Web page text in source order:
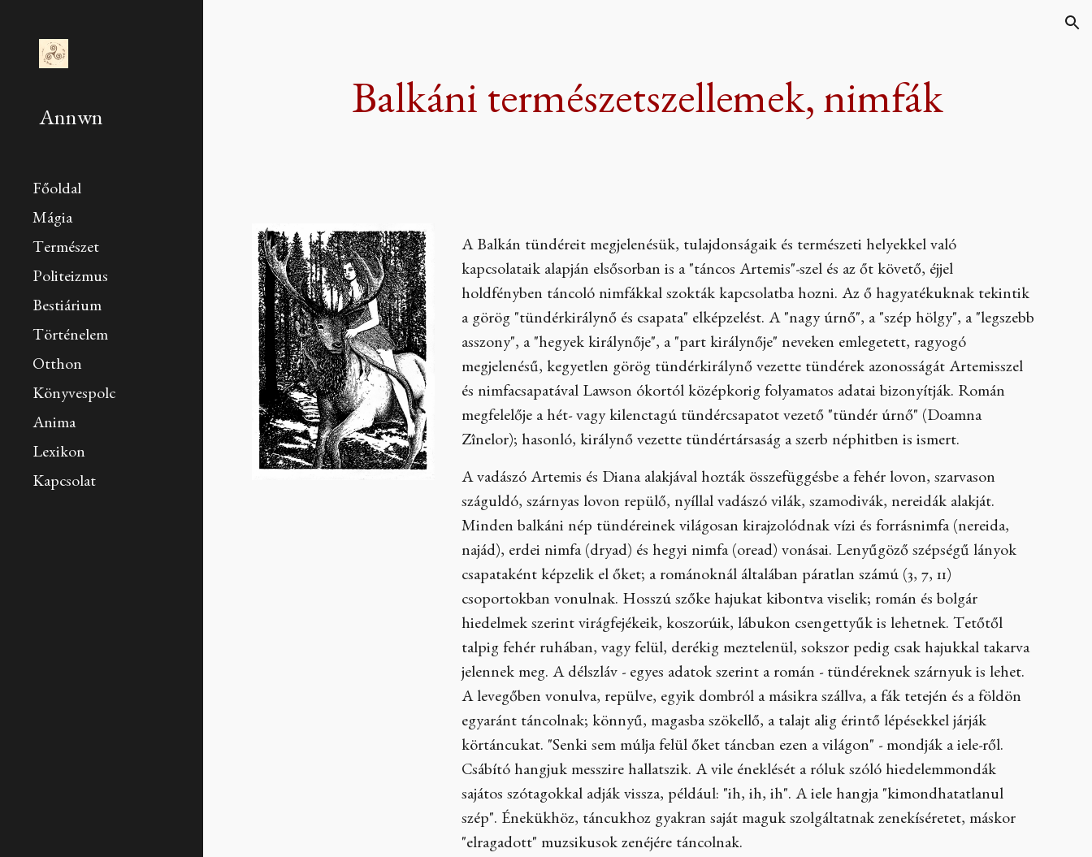
Annwn
Főoldal
Mágia
Természet
Politeizmus
Bestiárium
Történelem
Otthon
Könyvespolc
Anima
Lexikon
Kapcsolat
Balkáni természetszellemek, nimfák
A Balkán tündéreit megjelenésük, tulajdonságaik és természeti helyekkel való
kapcsolataik alapján elsősorban is a "táncos Artemis"-szel és az őt követő, éjjel
holdfényben táncoló nimfákkal szokták kapcsolatba hozni. Az ő hagyatékuknak tekintik
a görög "tündérkirálynő és csapata" elképzelést. A "nagy úrnő", a "szép hölgy", a "legszebb
asszony", a "hegyek királynője", a "part királynője" neveken emlegetett, ragyogó
megjelenésű, kegyetlen görög tündérkirálynő vezette tündérek azonosságát Artemisszel
és nimfacsapatával Lawson ókortól középkorig folyamatos adatai bizonyítják. Román
megfelelője a hét- vagy kilenctagú tündércsapatot vezető "tündér úrnő" (Doamna
Zînelor); hasonló, királynő vezette tündértársaság a szerb néphitben is ismert.
A vadászó Artemis és Diana alakjával hozták összefüggésbe a fehér lovon, szarvason
száguldó, szárnyas lovon repülő, nyíllal vadászó vilák, szamodivák, nereidák alakját.
Minden balkáni nép tündéreinek világosan kirajzolódnak vízi és forrásnimfa (nereida,
najád), erdei nimfa (dryad) és hegyi nimfa (oread) vonásai. Lenyűgöző szépségű lányok
csapataként képzelik el őket; a románoknál általában páratlan számú (3, 7, 11)
csoportokban vonulnak. Hosszú szőke hajukat kibontva viselik; román és bolgár
hiedelmek szerint virágfejékeik, koszorúik, lábukon csengettyűk is lehetnek. Tetőtől
talpig fehér ruhában, vagy felül, derékig meztelenül, sokszor pedig csak hajukkal takarva
jelennek meg. A délszláv - egyes adatok szerint a román - tündéreknek szárnyuk is lehet.
A levegőben vonulva, repülve, egyik dombról a másikra szállva, a fák tetején és a földön
egyaránt táncolnak; könnyű, magasba szökellő, a talajt alig érintő lépésekkel járják
körtáncukat. "Senki sem múlja felül őket táncban ezen a világon" - mondják a iele-ről.
Csábító hangjuk messzire hallatszik. A vile éneklését a róluk szóló hiedelemmondák
sajátos szótagokkal adják vissza, például: "ih, ih, ih". A iele hangja "kimondhatatlanul
szép". Énekükhöz, táncukhoz gyakran saját maguk szolgáltatnak zenekíséretet, máskor
"elragadott" muzsikusok zenéjére táncolnak.